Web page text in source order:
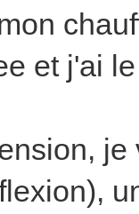
et j'ai